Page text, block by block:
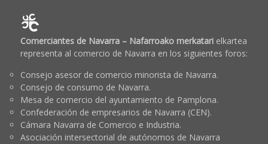
Comerciantes de Navarra – Nafarroako merkatarielkartea
representa al comercio de Navarra en los siguientes foros:
Consejo asesor de comercio minorista de Navarra.
Consejo de consumo de Navarra.
Mesa de comercio del ayuntamiento de Pamplona.
Confederación de empresarios de Navarra (CEN).
Cámara Navarra de Comercio e Industria.
Asociación intersectorial de autónomos de Navarra